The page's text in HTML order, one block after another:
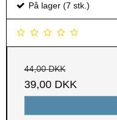
På lager (7 stk.)
44,00 DKK
39,00 DKK